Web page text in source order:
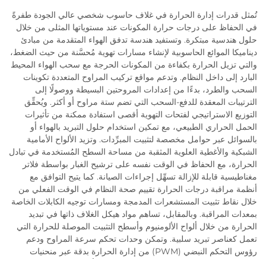
تُمثل قدرات إدارة الحرارة في غلاف حاسوب شخصي عالي الجودة طفرةً
في الحفاظ على درجات حرارة المكونات عند مستوياتها المثلى من خلال
حلول هندسية مبتكرة. وتستفيد هندسة تدفق الهواء المتقدمة من مبادئ
ديناميكا الموائع الحاسوبية لإنشاء مسارات تهوية مُحسَّنة من حيث الضغط،
والتي تزيل الحرارة بكفاءة من المكونات الحرجة مع سحب الهواء المحيط
البارد إلى داخل النظام. وتدعم مواقع تركيب المراوح المتعددة تكوينات
السحب والطرد، بدءًا من إعدادات المروحتين البسيطة ووصولًا إلى
الترتيبات المعقدة للدفع-السحب التي تضم ستة مراوح أو أكثر. ويُحقِّق
التوزيع الاستراتيجي لفتحات التهوية أقصى استفادة ممكنة من تأثيرات
الحمل الحراري الطبيعي، مع تمكين استخدام حلول التبريد بالهواء أو
بالسوائل عبر حوامل مخصصة لتثبيت المبرِّدات. وتزيد الألواح الأمامية
الشبكية والأغطية العلوية المثقبة من مساحة السطح المُستخدمة في تبادل
الحرارة، مع الحفاظ في الوقت نفسه على ترشيح الغبار بواسطة فلاتر
مغناطيسية قابلة للإزالة تسهِّل إجراءات الصيانة. كما يتيح التوافق مع
أنظمة مراقبة درجات الحرارة تقييم صحة النظام في الوقت الفعلي من
خلال نقاط تثبيت المستشعرات المدمجة ومسارات توجيه الكابلات الخاصة
بمعدات المراقبة. وبالمقابل، تساهم مواد هيكل الغلاف ذاتها في تبديد
الحرارة من خلال ألواح الألومنيوم وأسطح التثبيت الموصلة للحرارة التي
تعمل كعناصر تبريد سلبية. وتمكن وحدات تحكم سرعة المراوح ودعم
رؤوس التحكم النبضي (PWM) من إدارة الحرارة بدقة عبر منحنيات